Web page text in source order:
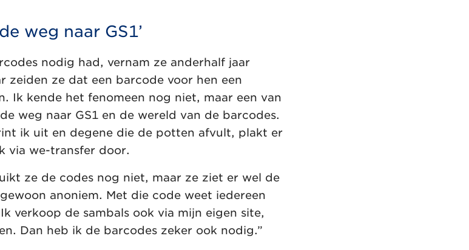
weg naar GS1’
nodig had, vernam ze anderhalf jaar
zeiden ze dat een barcode voor hen een
Ik kende het fenomeen nog niet, maar een van
weg naar GS1 en de wereld van de barcodes.
ik uit en degene die de potten afvult, plakt er
via we-transfer door.
ze de codes nog niet, maar ze ziet er wel de
anoniem. Met die code weet iedereen
verkoop de sambals ook via mijn eigen site,
Dan heb ik de barcodes zeker ook nodig.”